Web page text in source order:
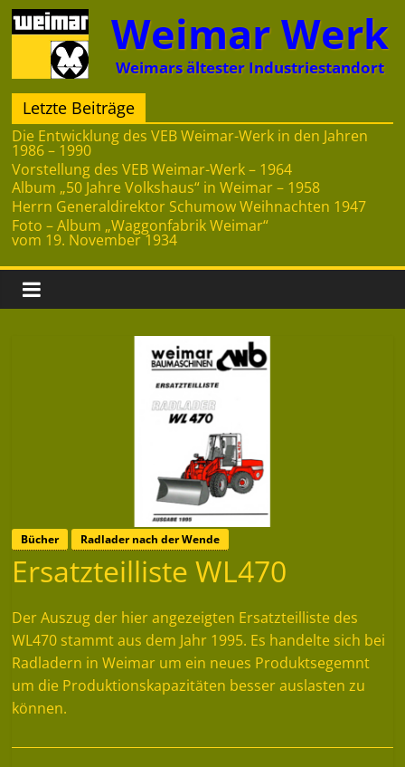
Zum
Inhalt
springen
Weimar Werk
Weimars ältester Industriestandort
Letzte Beiträge
Die Entwicklung des VEB Weimar-Werk in den Jahren
1986 – 1990
Vorstellung des VEB Weimar-Werk – 1964
Album „50 Jahre Volkshaus“ in Weimar – 1958
Herrn Generaldirektor Schumow Weihnachten 1947
Foto – Album „Waggonfabrik Weimar“
vom 19. November 1934
Bücher Radlader nach der Wende
Ersatzteilliste WL470
Der Auszug der hier angezeigten Ersatzteilliste des
WL470 stammt aus dem Jahr 1995. Es handelte sich bei
Radladern in Weimar um ein neues Produktsegemnt
um die Produktionskapazitäten besser auslasten zu
können.